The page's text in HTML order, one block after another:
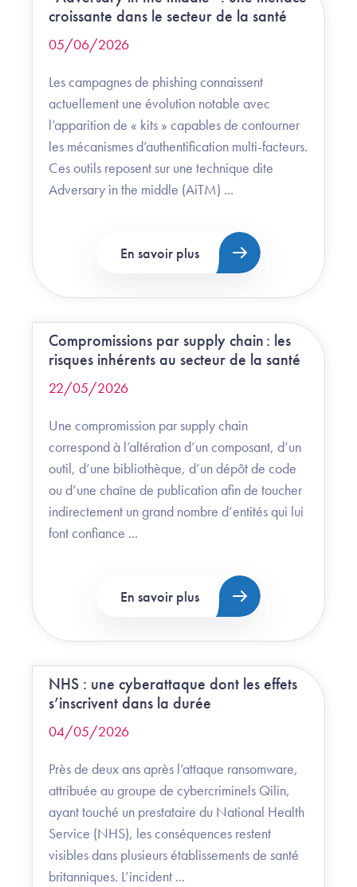
croissante dans le secteur de la santé
05/06/2026
Les campagnes de phishing connaissent
actuellement une évolution notable avec
l’apparition de « kits » capables de contourner
les mécanismes d’authentification multi-facteurs.
Ces outils reposent sur une technique dite
Adversary in the middle (AiTM) ...
En savoir plus
Compromissions par supply chain : les
risques inhérents au secteur de la santé
22/05/2026
Une compromission par supply chain
correspond à l’altération d’un composant, d’un
outil, d’une bibliothèque, d’un dépôt de code
ou d’une chaîne de publication afin de toucher
indirectement un grand nombre d’entités qui lui
font confiance ...
En savoir plus
NHS : une cyberattaque dont les effets
s’inscrivent dans la durée
04/05/2026
Près de deux ans après l’attaque ransomware,
attribuée au groupe de cybercriminels Qilin,
ayant touché un prestataire du National Health
Service (NHS), les conséquences restent
visibles dans plusieurs établissements de santé
britanniques. L’incident ...